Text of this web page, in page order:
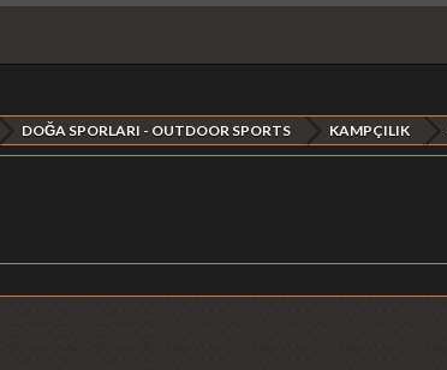
DOĞA SPORLARI - OUTDOOR SPORTS KAMPÇILIK